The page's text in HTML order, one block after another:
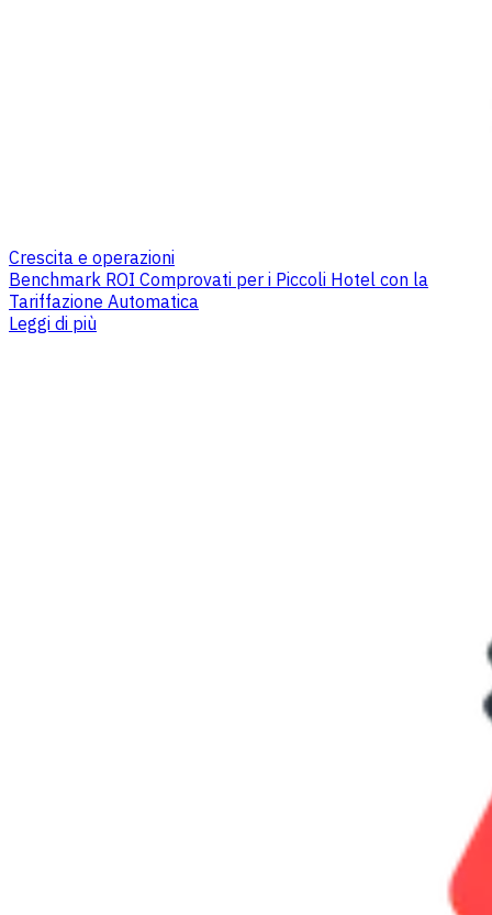
Crescita e operazioni
Benchmark ROI Comprovati per i Piccoli Hotel con la
Tariffazione Automatica
Leggi di più